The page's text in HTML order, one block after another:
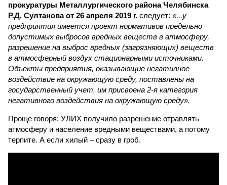
прокуратуры Металлургического района Челябинска
Р.Д. Султанова от 26 апреля 2019 г. следует: «...у
предприятия имеется проект нормативов предельно
допустимых выбросов вредных веществ в атмосферу,
разрешение на выброс вредных (загрязняющих) веществ
в атмосферный воздух стационарными источниками.
Объекты предприятия, оказывающие негативное
воздействие на окружающую среду, поставлены на
государственный учет, им присвоена 2-я категория
негативного воздействия на окружающую среду».
Проще говоря: УЛИХ получило разрешение отравлять
атмосферу и население вредными веществами, а потому
терпите. А если хилый – сразу в гроб.